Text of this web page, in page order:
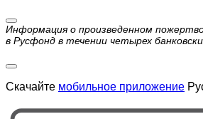
Информация о произведенном
в Русфонд в течении четырех
Скачайте мобильное приложение